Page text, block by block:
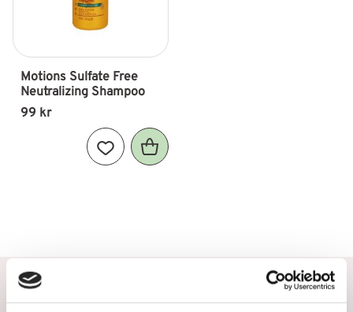
Motions Sulfate Free
Neutralizing Shampoo
99 kr
Lägg till i favoriter
Betala eller delbetala med Svea